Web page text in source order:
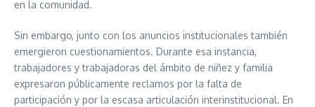
en la comunidad.
Sin embargo, junto con los anuncios institucionales también
emergieron cuestionamientos. Durante esa instancia,
trabajadores y trabajadoras del ámbito de niñez y familia
expresaron públicamente reclamos por la falta de
participación y por la escasa articulación interinstitucional. En